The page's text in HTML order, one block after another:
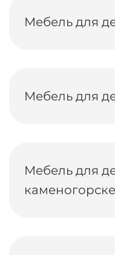
Мебель для
Мебель для
Мебель для
каменогорске